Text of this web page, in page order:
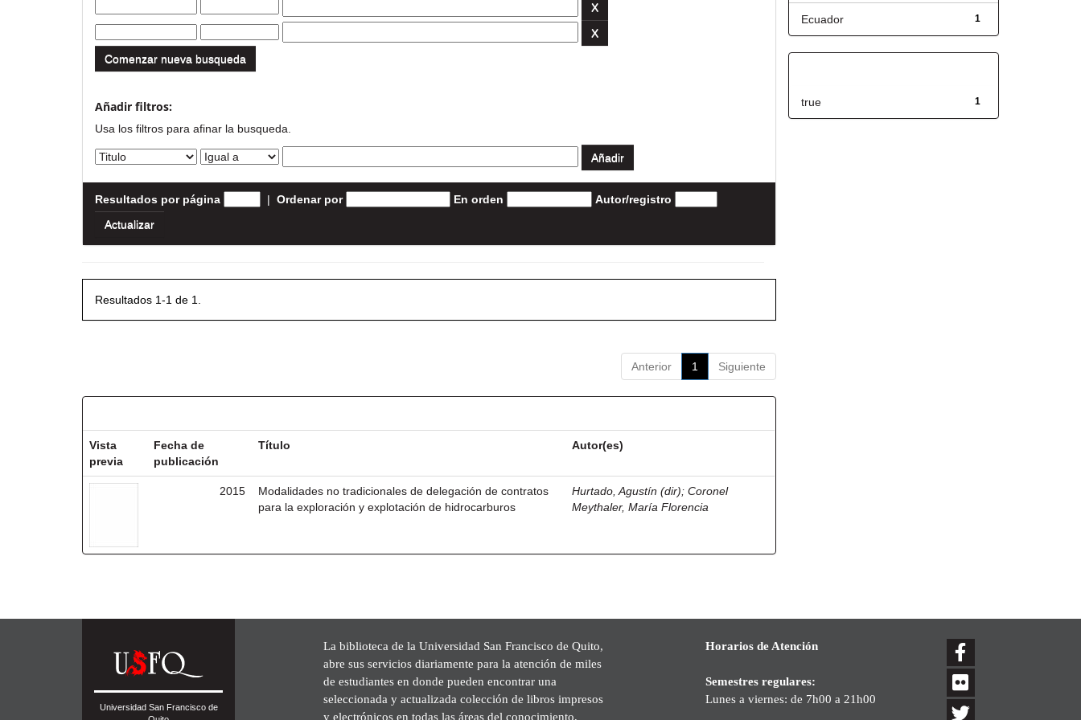
Comenzar nueva busqueda
Añadir filtros:
Usa los filtros para afinar la busqueda.
Resultados por página | Ordenar por En orden Autor/registro
Resultados 1-1 de 1.
Anterior 1 Siguiente
Vista
previa
Fecha de
publicación
Título Autor(es)
2015
Modalidades no tradicionales de delegación de contratos
para la exploración y explotación de hidrocarburos
Hurtado, Agustín (dir);Coronel
Meythaler, María Florencia
1
Ecuador
1
true
Universidad San Francisco de
La biblioteca de la Universidad San Francisco de Quito,
abre sus servicios diariamente para la atención de miles
de estudiantes en donde pueden encontrar una
seleccionada y actualizada colección de libros impresos
y electrónicos en todas las áreas del conocimiento,
Horarios de Atención
Semestres regulares:
Lunes a viernes: de 7h00 a 21h00